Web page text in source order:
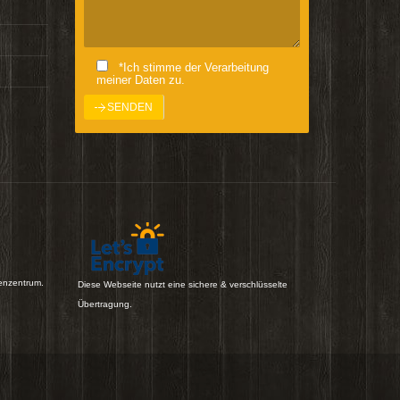
*Ich stimme der Verarbeitung
meiner Daten zu.
Diese Webseite nutzt eine sichere & verschlüsselte
Übertragung.